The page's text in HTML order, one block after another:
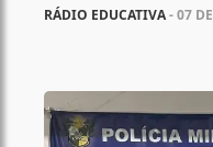
RÁDIO EDUCATIVA- 07